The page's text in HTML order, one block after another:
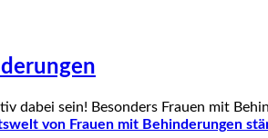
dabei sein! Besonders Frauen mit
von Frauen mit Behinderungen